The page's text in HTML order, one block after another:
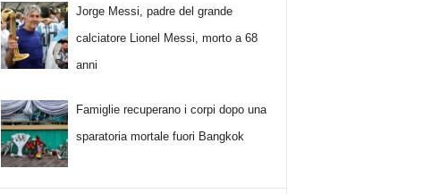
Jorge Messi, padre del grande
calciatore Lionel Messi, morto a 68
anni
Famiglie recuperano i corpi dopo una
sparatoria mortale fuori Bangkok